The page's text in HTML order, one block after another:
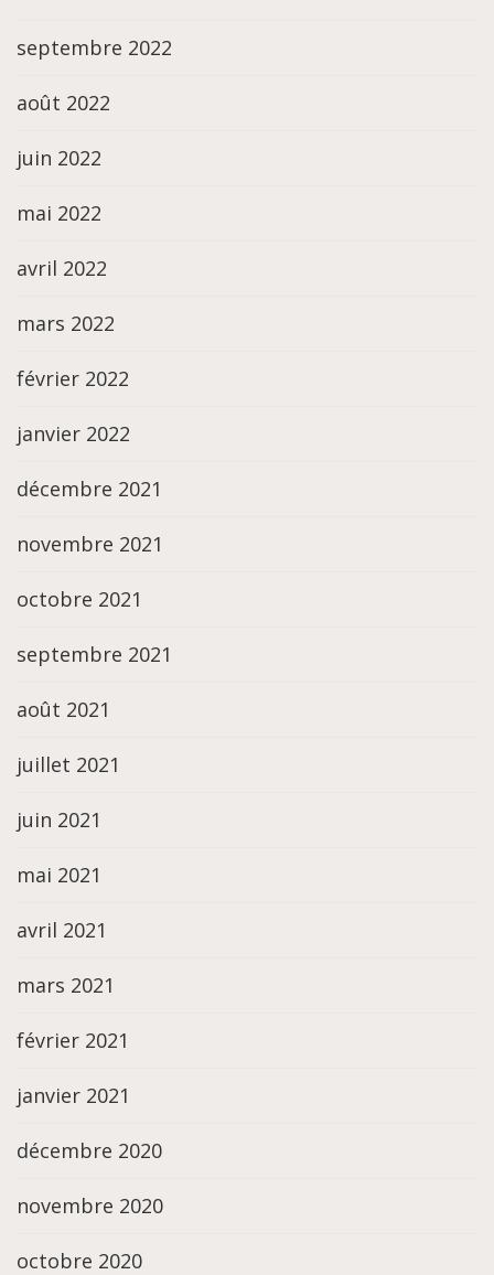
septembre 2022
août 2022
juin 2022
mai 2022
avril 2022
mars 2022
février 2022
janvier 2022
décembre 2021
novembre 2021
octobre 2021
septembre 2021
août 2021
juillet 2021
juin 2021
mai 2021
avril 2021
mars 2021
février 2021
janvier 2021
décembre 2020
novembre 2020
octobre 2020